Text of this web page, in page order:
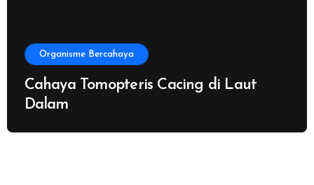
Organisme Bercahaya
Cahaya Tomopteris Cacing di Laut
Dalam